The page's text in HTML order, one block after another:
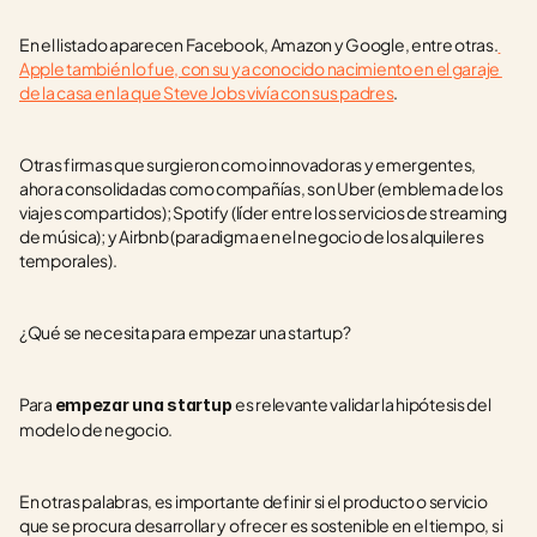
En el listado aparecen Facebook, Amazon y Google, entre otras.
Apple también lo fue, con su ya conocido nacimiento en el garaje
de la casa en la que Steve Jobs vivía con sus padres.
Otras firmas que surgieron como innovadoras y emergentes,
ahora consolidadas como compañías, son Uber (emblema de los
viajes compartidos); Spotify (líder entre los servicios de streaming
de música); y Airbnb (paradigma en el negocio de los alquileres
temporales).
¿Qué se necesita para empezar una startup?
Para empezar una startup es relevante validar la hipótesis del
modelo de negocio.
En otras palabras, es importante definir si el producto o servicio
que se procura desarrollar y ofrecer es sostenible en el tiempo, si